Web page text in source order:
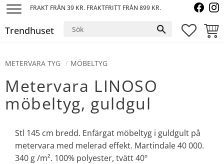
FRAKT FRÅN 39 KR. FRAKTFRITT FRÅN 899 KR.
Trendhuset
METERVARA TYG MÖBELTYG
Metervara LINOSO
möbeltyg, guldgul
Stl 145 cm bredd. Enfärgat möbeltyg i guldgult på
metervara med melerad effekt. Martindale 40 000.
340 g /m². 100% polyester, tvätt 40º